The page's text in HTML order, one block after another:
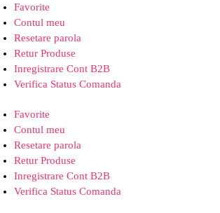
Favorite
Contul meu
Resetare parola
Retur Produse
Inregistrare Cont B2B
Verifica Status Comanda
Favorite
Contul meu
Resetare parola
Retur Produse
Inregistrare Cont B2B
Verifica Status Comanda